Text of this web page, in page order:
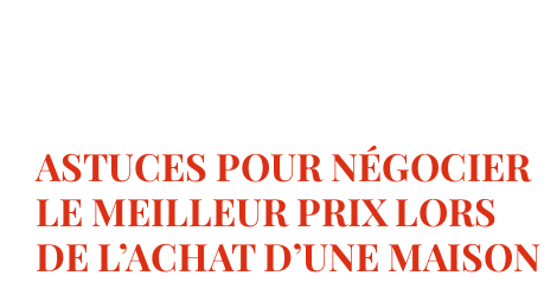
ASTUCES POUR NÉGOCIER
LE MEILLEUR PRIX LORS
DE L’ACHAT D’UNE MAISON